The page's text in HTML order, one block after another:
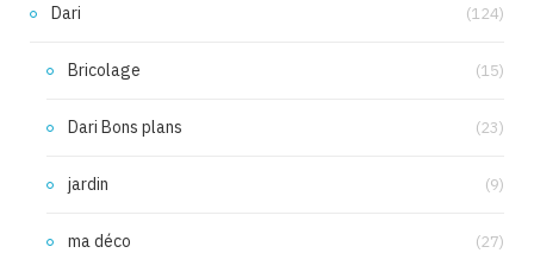
Dari (124)
Bricolage (15)
Dari Bons plans (23)
jardin (9)
ma déco (27)